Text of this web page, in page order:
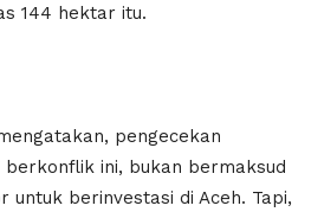
144 hektar itu.
pengecekan
ini, bukan bermaksud
untuk berinvestasi di Aceh. Tapi,